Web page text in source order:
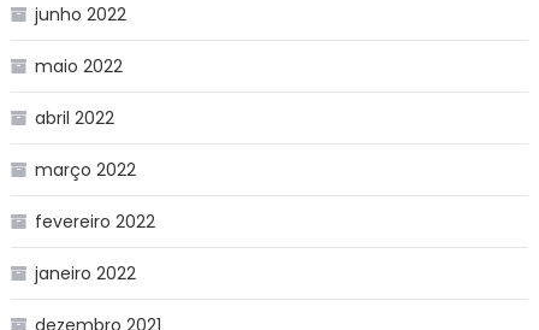
junho 2022
maio 2022
abril 2022
março 2022
fevereiro 2022
janeiro 2022
dezembro 2021